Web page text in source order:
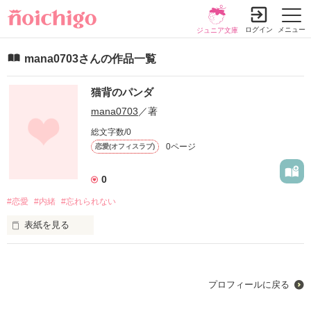
メニュー
ジュニア文庫 ログイン
mana0703さんの作品一覧
猫背のパンダ
mana0703 ／著
総文字数/0
恋愛(オフィスラブ) 0ページ
0
#恋愛 #内緒 #忘れられない
表紙を見る
プロフィールに戻る